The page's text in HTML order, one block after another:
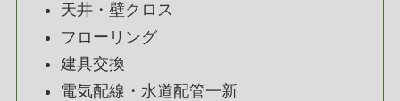
天井・壁クロス
フローリング
建具交換
電気配線・水道配管一新